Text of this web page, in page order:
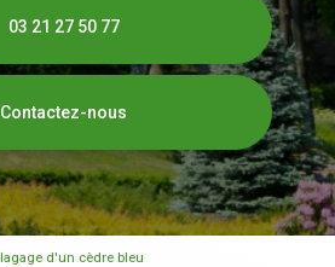
03 21 27 50 77
Contactez-nous
d'un cèdre bleu